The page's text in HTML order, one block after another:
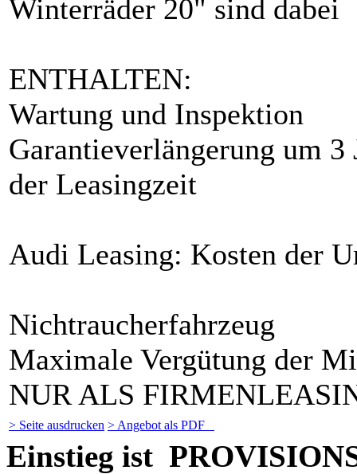
Winterräder 20" sind dabei
ENTHALTEN:
Wartung und Inspektion
Garantieverlängerung um
der Leasingzeit
Audi Leasing: Kosten der
Nichtraucherfahrzeug
Maximale Vergütung der
NUR ALS
> Seite ausdrucken > Angebot als PDF
Einstieg ist